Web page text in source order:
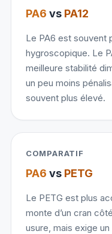
PA6 vs PA12
Le PA6 est souvent
hygroscopique. Le
meilleure stabilité
un peu moins
souvent plus élevé.
COMPARATIF
PA6 vs PETG
Le PETG est plus
monte d’un cran
usure, mais exige